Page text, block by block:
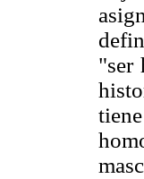
"ser